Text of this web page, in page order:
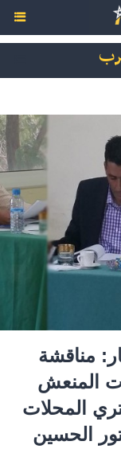
مناقشة
المنعش
المحلات
الحسين